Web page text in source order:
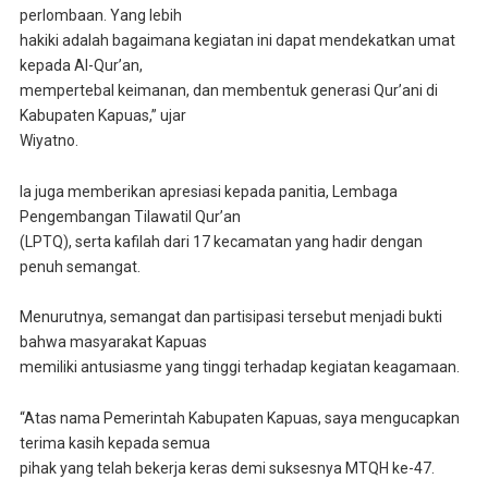
perlombaan. Yang lebih
hakiki adalah bagaimana kegiatan ini dapat mendekatkan umat
kepada Al-Qur’an,
mempertebal keimanan, dan membentuk generasi Qur’ani di
Kabupaten Kapuas,” ujar
Wiyatno.
Ia juga memberikan apresiasi kepada panitia, Lembaga
Pengembangan Tilawatil Qur’an
(LPTQ), serta kafilah dari 17 kecamatan yang hadir dengan
penuh semangat.
Menurutnya, semangat dan partisipasi tersebut menjadi bukti
bahwa masyarakat Kapuas
memiliki antusiasme yang tinggi terhadap kegiatan keagamaan.
“Atas nama Pemerintah Kabupaten Kapuas, saya mengucapkan
terima kasih kepada semua
pihak yang telah bekerja keras demi suksesnya MTQH ke-47.